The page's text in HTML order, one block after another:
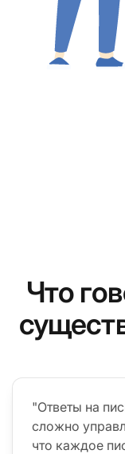
Что
"Ответы на
сложно
что каждое